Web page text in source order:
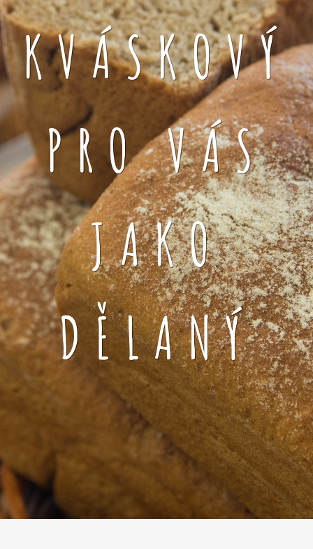
KVÁSKOVÝ
PRO VÁS
JAKO
DĚLANÝ